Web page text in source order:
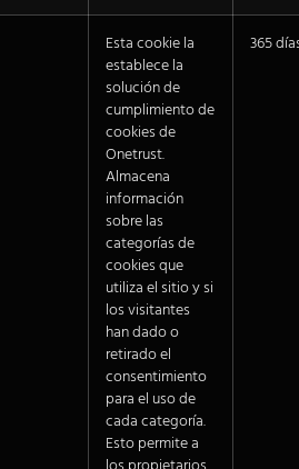
Esta cookie la
establece la
solución de
cumplimiento de
cookies de
Onetrust.
Almacena
información
sobre las
categorías de
cookies que
utiliza el sitio y si
los visitantes
han dado o
retirado el
consentimiento
para el uso de
cada categoría.
Esto permite a
365